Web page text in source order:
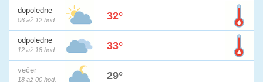
dopoledne
06 až 12 hod. 32°
odpoledne
12 až 18 hod. 33°
večer
18 až 00 hod. 29°